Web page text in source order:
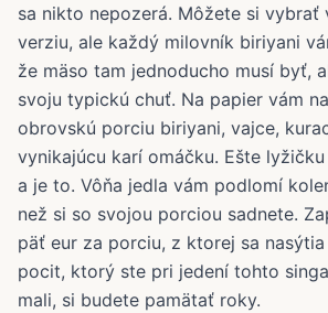
sa nikto nepozerá. Môžete si vybrať
verziu, ale každý milovník biriyani
že mäso tam jednoducho musí byť,
svoju typickú chuť. Na papier vám
obrovskú porciu biriyani, vajce,
vynikajúcu karí omáčku. Ešte
a je to. Vôňa jedla vám podlomí
než si so svojou porciou sadnete.
päť eur za porciu, z ktorej sa
pocit, ktorý ste pri jedení tohto
mali, si budete pamätať roky.